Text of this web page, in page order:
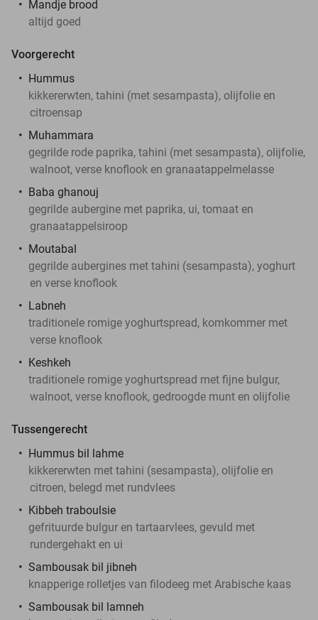
Mandje brood
altijd goed
Voorgerecht
Hummus
kikkererwten, tahini (met sesampasta), olijfolie en
citroensap
Muhammara
gegrilde rode paprika, tahini (met sesampasta), olijfolie,
walnoot, verse knoflook en granaatappelmelasse
Baba ghanouj
gegrilde aubergine met paprika, ui, tomaat en
granaatappelsiroop
Moutabal
gegrilde aubergines met tahini (sesampasta), yoghurt
en verse knoflook
Labneh
traditionele romige yoghurtspread, komkommer met
verse knoflook
Keshkeh
traditionele romige yoghurtspread met fijne bulgur,
walnoot, verse knoflook, gedroogde munt en olijfolie
Tussengerecht
Hummus bil lahme
kikkererwten met tahini (sesampasta), olijfolie en
citroen, belegd met rundvlees
Kibbeh traboulsie
gefrituurde bulgur en tartaarvlees, gevuld met
rundergehakt en ui
Sambousak bil jibneh
knapperige rolletjes van filodeeg met Arabische kaas
Sambousak bil lamneh